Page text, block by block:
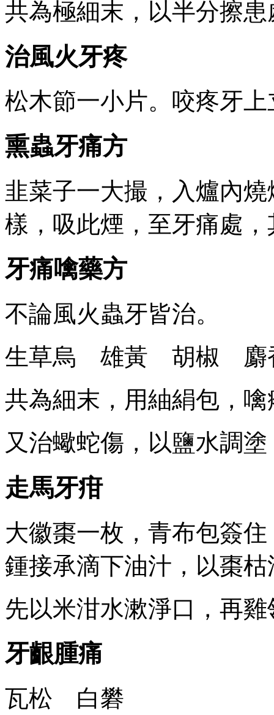
共為極細末，以半分擦
治風火牙疼
松木節一小片。咬疼牙上
熏蟲牙痛方
韭菜子一大撮，入爐內
樣，吸此煙，至牙痛處
牙痛噙藥方
不論風火蟲牙皆治。
生草烏 雄黃 胡椒 麝
共為細末，用紬絹包，
又治蠍蛇傷，以鹽水調
走馬牙疳
大徽棗一枚，青布包簽
鍾接承滴下油汁，以棗
先以米泔水漱淨口，再
牙齦腫痛
瓦松 白礬